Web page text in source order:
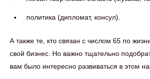
политика (дипломат, консул).
А также те, кто связан с числом 65 по
свой бизнес. Но важно тщательно
вам было интересно развиваться в этом